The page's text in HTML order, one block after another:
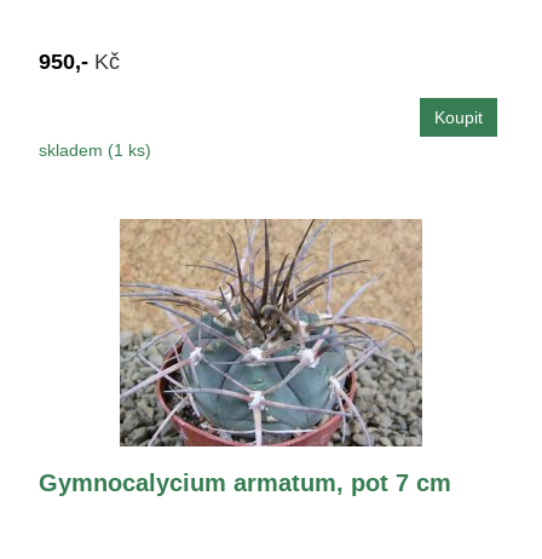
950,- Kč
skladem (1 ks)
Gymnocalycium armatum, pot 7 cm